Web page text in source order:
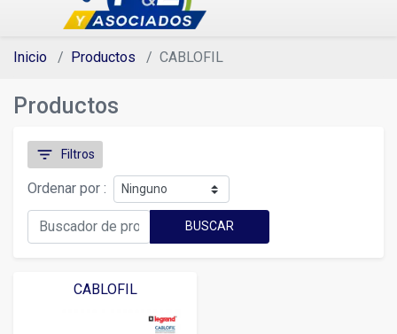
Inicio Productos CABLOFIL
Productos
filter_list Filtros
Ordenar por :
BUSCAR
CABLOFIL